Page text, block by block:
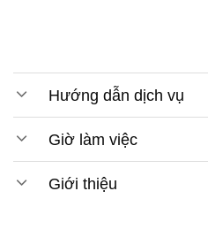
Hướng dẫn dịch vụ
Giờ làm việc
Giới thiệu